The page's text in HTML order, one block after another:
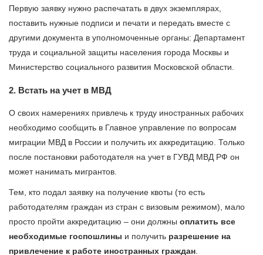
Первую заявку нужно распечатать в двух экземплярах,
поставить нужные подписи и печати и передать вместе с
другими документа в уполномоченные органы: Департамент
труда и социальной защиты населения города Москвы и
Министерство социального развития Московской области.
2. Встать на учет в МВД
О своих намерениях привлечь к труду иностранных рабочих
необходимо сообщить в Главное управление по вопросам
миграции МВД в России и получить их аккредитацию. Только
после постановки работодателя на учет в ГУВД МВД РФ он
может нанимать мигрантов.
Тем, кто подал заявку на получение квоты (то есть
работодателям граждан из стран с визовым режимом), мало
просто пройти аккредитацию – они должны оплатить все
необходимые госпошлины и получить разрешение на
привлечение к работе иностранных граждан